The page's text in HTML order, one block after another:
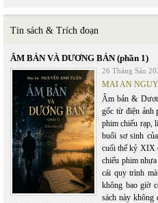
Tin sách & Trích đoạn
ÂM BẢN VÀ DƯƠNG BẢN (phần 1)
26 Tháng Sáu
MAI AN
Âm bản &
gốc từ điện ảnh
phim chiếu rạp,
buổi sơ sinh
cuối thế kỷ XIX
chiếu phim
cái quy trình
không bao giờ
sách này không